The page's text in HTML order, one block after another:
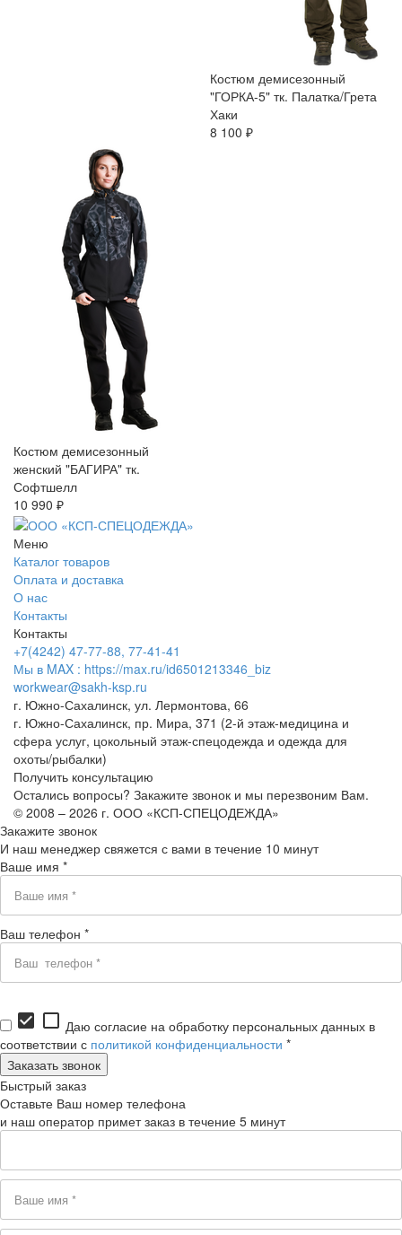
Костюм демисезонный
"ГОРКА-5" тк. Палатка/Грета
Хаки
8 100 ₽
Костюм демисезонный
женский "БАГИРА" тк.
Софтшелл
10 990 ₽
Меню
Каталог товаров
Оплата и доставка
О нас
Контакты
Контакты
+7(4242) 47-77-88, 77-41-41
Мы в MAX : https://max.ru/id6501213346_biz
workwear@sakh-ksp.ru
г. Южно-Сахалинск, ул. Лермонтова, 66
г. Южно-Сахалинск, пр. Мира, 371 (2-й этаж-медицина и
сфера услуг, цокольный этаж-спецодежда и одежда для
охоты/рыбалки)
Получить консультацию
Остались вопросы? Закажите звонок и мы перезвоним Вам.
© 2008 – 2026 г. ООО «КСП-СПЕЦОДЕЖДА»
Закажите звонок
И наш менеджер свяжется с вами в течение 10 минут
Ваше имя *
Ваш телефон *
check_box check_box_outline_blank Даю согласие на обработку персональных данных в
соответствии с политикой конфиденциальности *
Быстрый заказ
Оставьте Ваш номер телефона
и наш оператор примет заказ в течение 5 минут